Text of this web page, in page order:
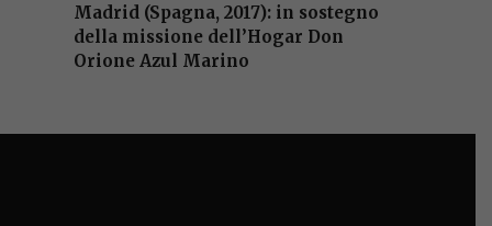
Madrid (Spagna, 2017): in sostegno
della missione dell’Hogar Don
Orione Azul Marino